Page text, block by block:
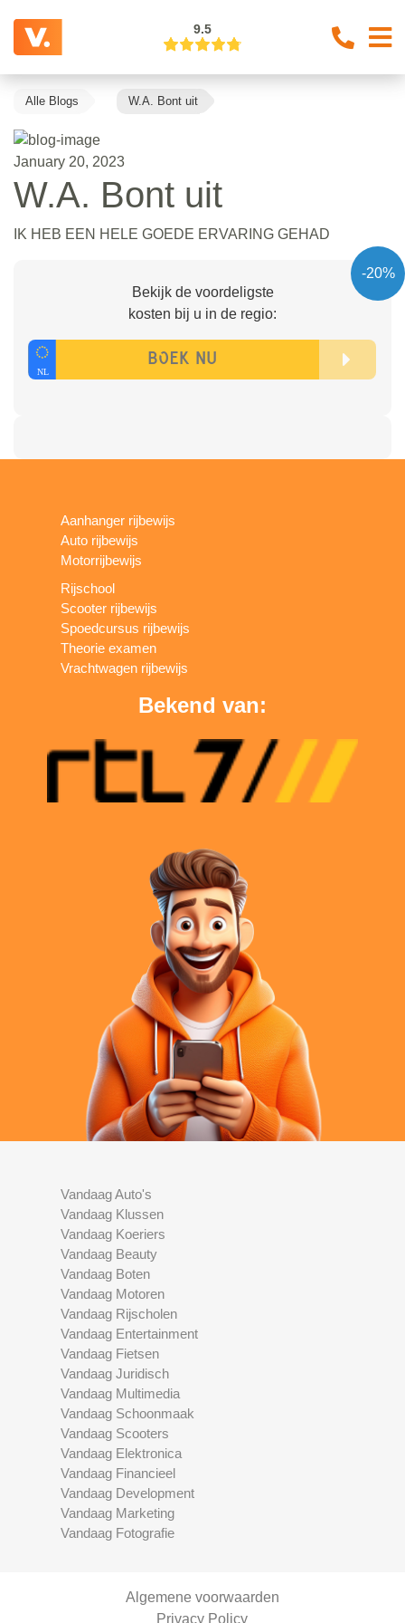
9.5
Alle Blogs W.A. Bont uit
January 20, 2023
W.A. Bont uit
IK HEB EEN HELE GOEDE ERVARING GEHAD
-20%
Bekijk de voordeligste
kosten bij u in de regio:
Aanhanger rijbewijs
Auto rijbewijs
Motorrijbewijs
Rijschool
Scooter rijbewijs
Spoedcursus rijbewijs
Theorie examen
Vrachtwagen rijbewijs
Bekend van:
Vandaag Auto's
Vandaag Klussen
Vandaag Koeriers
Vandaag Beauty
Vandaag Boten
Vandaag Motoren
Vandaag Rijscholen
Vandaag Entertainment
Vandaag Fietsen
Vandaag Juridisch
Vandaag Multimedia
Vandaag Schoonmaak
Vandaag Scooters
Vandaag Elektronica
Vandaag Financieel
Vandaag Development
Vandaag Marketing
Vandaag Fotografie
Algemene voorwaarden
Privacy Policy